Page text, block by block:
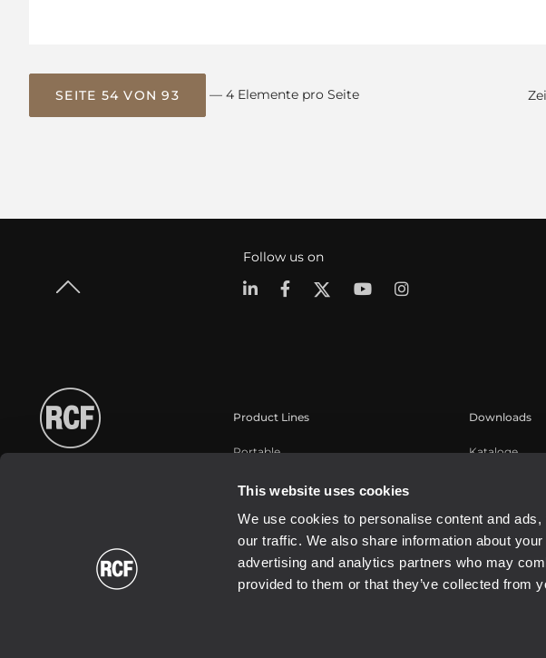
This website uses cookies
We use cookies to personalise content and
our traffic. We also share information about
advertising and analytics partners who may
provided to them or that they’ve collected from
SEITE 54 VON 93 — 4 Elemente pro Seite
Follow us on
Product Lines
Portable
Installation
Commercial
Schallwandler / Transducer
Downloads
Kataloge